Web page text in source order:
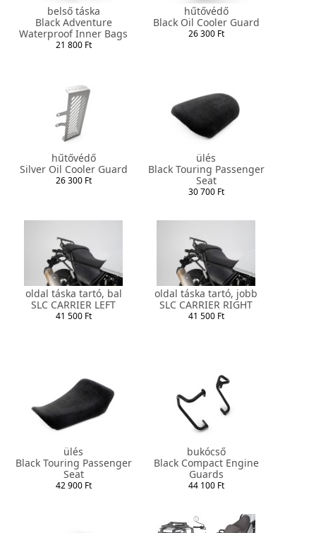
belső táska
Black Adventure
Waterproof Inner Bags
21 800 Ft
hűtővédő
Black Oil Cooler Guard
26 300 Ft
hűtővédő
Silver Oil Cooler Guard
26 300 Ft
ülés
Black Touring Passenger
Seat
30 700 Ft
oldal táska tartó, bal
SLC CARRIER LEFT
41 500 Ft
oldal táska tartó, jobb
SLC CARRIER RIGHT
41 500 Ft
ülés
Black Touring Passenger
Seat
42 900 Ft
bukócső
Black Compact Engine
Guards
44 100 Ft